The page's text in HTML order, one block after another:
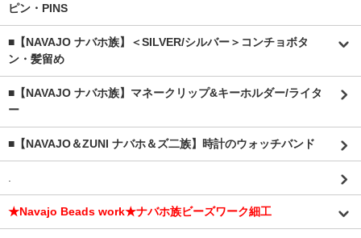
ピン・PINS
■【NAVAJO ナバホ族】＜SILVER/シルバー＞コンチョボタ
ン・髪留め
■【NAVAJO ナバホ族】マネークリップ&キーホルダー/ライタ
ー
■【NAVAJO＆ZUNI ナバホ＆ズ二族】時計のウォッチバンド
★Navajo Beads work★ナバホ族ビーズワーク細工